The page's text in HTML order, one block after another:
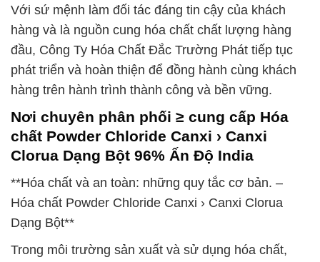
Với sứ mệnh làm đối tác đáng tin cậy của khách
hàng và là nguồn cung hóa chất chất lượng hàng
đầu, Công Ty Hóa Chất Đắc Trường Phát tiếp tục
phát triển và hoàn thiện để đồng hành cùng khách
hàng trên hành trình thành công và bền vững.
Nơi chuyên phân phối ≥ cung cấp Hóa
chất Powder Chloride Canxi › Canxi
Clorua Dạng Bột 96% Ấn Độ India
**Hóa chất và an toàn: những quy tắc cơ bản. –
Hóa chất Powder Chloride Canxi › Canxi Clorua
Dạng Bột**
Trong môi trường sản xuất và sử dụng hóa chất,